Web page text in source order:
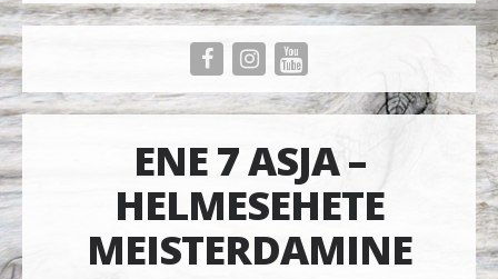
ENE 7 ASJA –
HELMESEHETE
MEISTERDAMINE